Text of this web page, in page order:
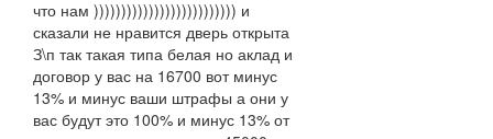
что нам )))))))))))))))))))))))))) и
сказали не нравится дверь открыта
З\п так такая типа белая но аклад и
договор у вас на 16700 вот минус
13% и минус ваши штрафы а они у
вас будут это 100% и минус 13% от